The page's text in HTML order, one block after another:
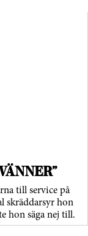
till service på
skräddarsyr hon
hon säga nej till.